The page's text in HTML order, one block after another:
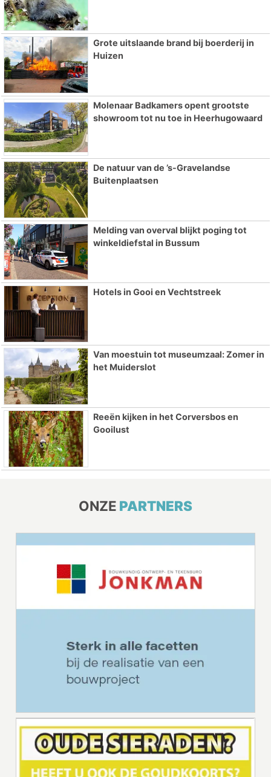
Grote uitslaande brand bij boerderij in
Huizen
Molenaar Badkamers opent grootste
showroom tot nu toe in Heerhugowaard
De natuur van de ’s-Gravelandse
Buitenplaatsen
Melding van overval blijkt poging tot
winkeldiefstal in Bussum
Hotels in Gooi en Vechtstreek
Van moestuin tot museumzaal: Zomer in
het Muiderslot
Reeën kijken in het Corversbos en
Gooilust
ONZE PARTNERS